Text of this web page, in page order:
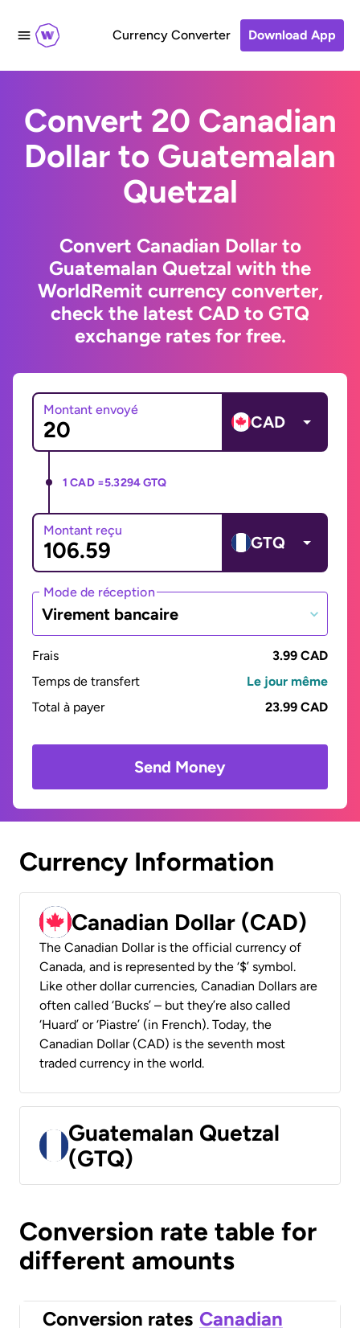
Currency Converter Download App
Convert 20 Canadian
Dollar to Guatemalan
Quetzal
Convert Canadian Dollar to
Guatemalan Quetzal with the
WorldRemit currency converter,
check the latest CAD to GTQ
exchange rates for free.
Montant envoyé
CAD
1 CAD =5.3294 GTQ
Montant reçu
GTQ
Mode de réception
Virement bancaire
Frais
3.99 CAD
Temps de transfert
Le jour même
Total à payer
23.99 CAD
Send Money
Currency Information
Canadian Dollar (CAD)
The Canadian Dollar is the official currency of
Canada, and is represented by the ‘$’ symbol.
Like other dollar currencies, Canadian Dollars are
often called ‘Bucks’ – but they’re also called
‘Huard’ or ‘Piastre’ (in French). Today, the
Canadian Dollar (CAD) is the seventh most
traded currency in the world.
Guatemalan Quetzal
(GTQ)
Conversion rate table for
different amounts
Conversion rates Canadian